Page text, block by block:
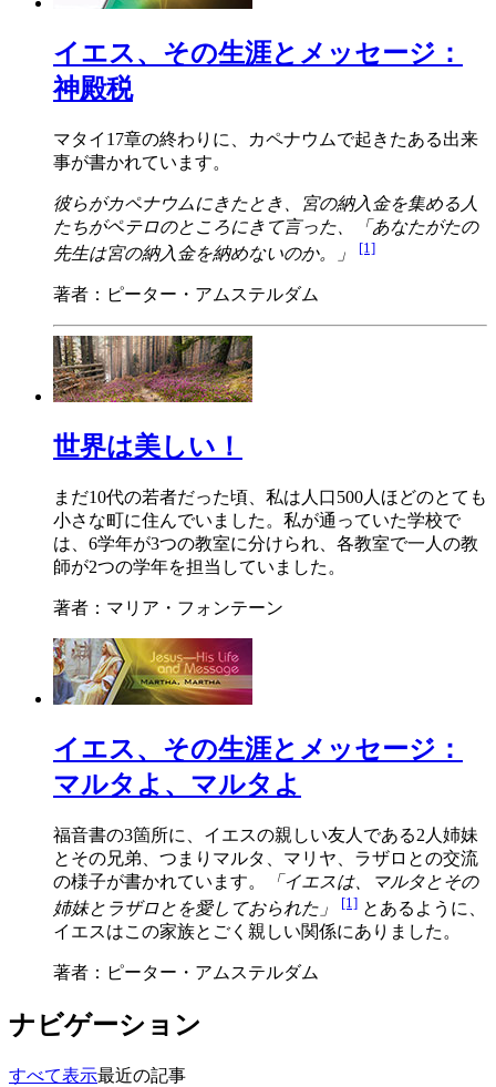
イエス、その生涯とメッセージ：
神殿税
マタイ17章の終わりに、カペナウムで起きたある出来
事が書かれています。
彼らがカペナウムにきたとき、宮の納入金を集める人
たちがペテロのところにきて言った、「あなたがたの
先生は宮の納入金を納めないのか。」
[1]
著者：ピーター・アムステルダム
世界は美しい！
まだ10代の若者だった頃、私は人口500人ほどのとても
小さな町に住んでいました。私が通っていた学校で
は、6学年が3つの教室に分けられ、各教室で一人の教
師が2つの学年を担当していました。
著者：マリア・フォンテーン
イエス、その生涯とメッセージ：
マルタよ、マルタよ
福音書の3箇所に、イエスの親しい友人である2人姉妹
とその兄弟、つまりマルタ、マリヤ、ラザロとの交流
の様子が書かれています。
「イエスは、マルタとその
姉妹とラザロとを愛しておられた」
[1] とあるように、
イエスはこの家族とごく親しい関係にありました。
著者：ピーター・アムステルダム
ナビゲーション
すべて表示最近の記事